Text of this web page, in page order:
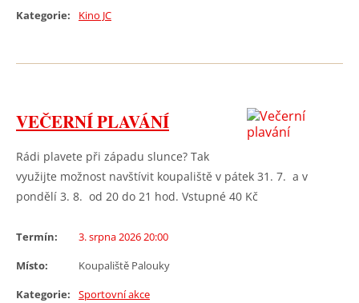
Kategorie:
Kino JC
VEČERNÍ PLAVÁNÍ
Rádi plavete při západu slunce? Tak
využijte možnost navštívit koupaliště v pátek 31. 7. a v
pondělí 3. 8. od 20 do 21 hod. Vstupné 40 Kč
Termín:
3. srpna 2026 20:00
Místo:
Koupaliště Palouky
Kategorie:
Sportovní akce